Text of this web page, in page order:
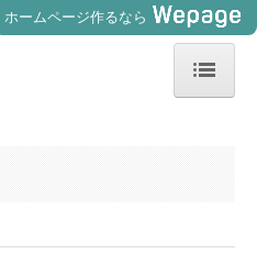
ホームページ作るなら